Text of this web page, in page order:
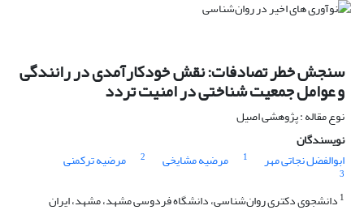
سنجش خطر تصادفات: نقش خودکارآمدی در رانندگی
و عوامل جمعیت شناختی در امنیت تردد
نوع مقاله : پژوهشی اصیل
نویسندگان
ابوالفضل نجاتی مهر
1 مرضیه مشایخی 2 مرضیه ترکمنی
3
1 دانشجوی دکتری روان‌شناسی، دانشگاه فردوسی مشهد، مشهد، ایران